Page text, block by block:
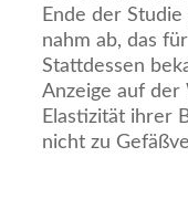
Ende der
nahm ab, das
Stattdessen
Anzeige auf der
Elastizität ihrer
nicht zu